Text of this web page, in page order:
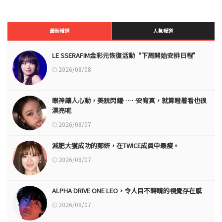
最新報道 人氣報道
LE SSERAFIM金彩元恢復活動“下周開始安排日程”
2026/08/08
眼神讓人心動，美貌閃耀……安宥真，就算瞪着看也很
漂亮呢
2026/08/07
減肥大獲成功的鄭妍，在TWICE成員中最瘦。
2026/08/07
ALPHA DRIVE ONE LEO，令人目不轉睛的視覺存在感
2026/08/07